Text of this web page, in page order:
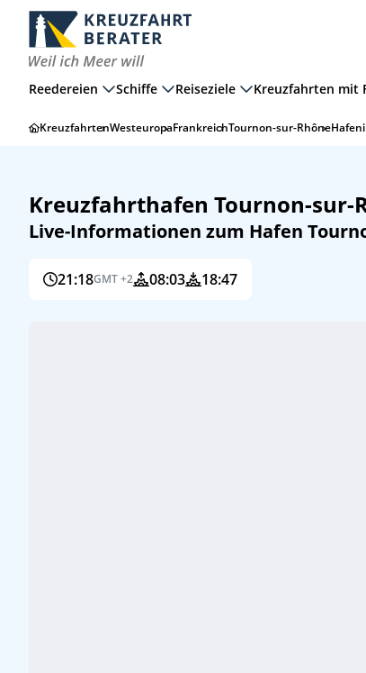
Reedereien Schiffe Reiseziele Kreuzfahrten mit
KreuzfahrtenWesteuropaFrankreichTournon-sur-Rhône
Kreuzfahrthafen Tournon-sur-
Live-Informationen zum Hafen
21:18GMT +2 08:03 18:47